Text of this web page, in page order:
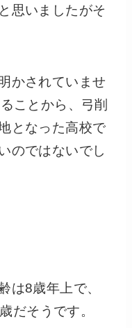
思いましたがそ
かされていませ
ことから、弓削
となった高校で
のではないでし
は8歳年上で、
だそうです。